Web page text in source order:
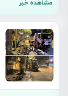
مشاهده خبر